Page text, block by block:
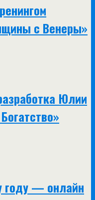
с Венеры»
Юлии
году — онлайн